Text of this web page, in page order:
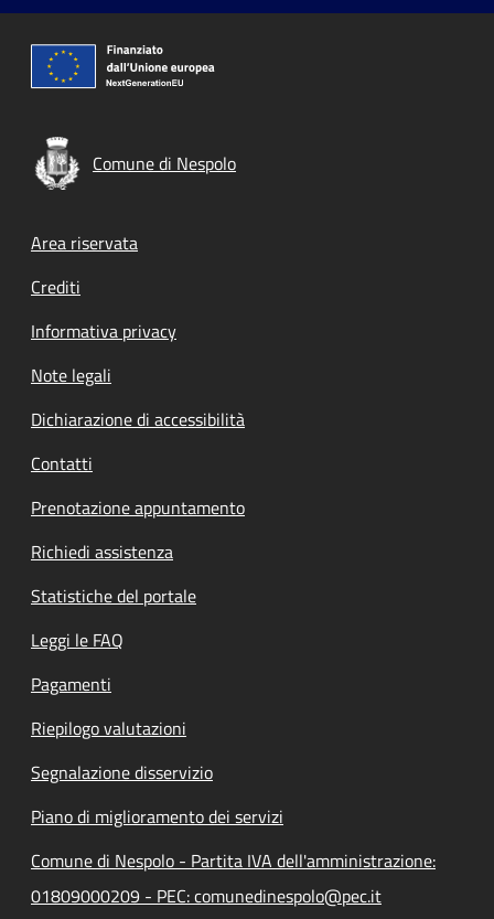
Comune di Nespolo
Footer menu
Area riservata
Crediti
Informativa privacy
Note legali
Dichiarazione di accessibilità
Contatti
Prenotazione appuntamento
Richiedi assistenza
Statistiche del portale
Leggi le FAQ
Pagamenti
Riepilogo valutazioni
Segnalazione disservizio
Piano di miglioramento dei servizi
Comune di Nespolo - Partita IVA dell'amministrazione:
01809000209 - PEC: comunedinespolo@pec.it